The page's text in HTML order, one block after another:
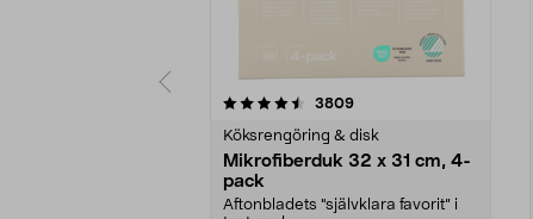
3809recensioner
Köksrengöring & disk
Mikrofiberduk 32 x 31 cm, 4-
pack
Aftonbladets "självklara favorit” i
4.0av 5 stjärnor